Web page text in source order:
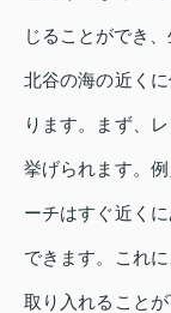
じることができ
北谷の海の近く
ります。まず、
挙げられます。
ーチはすぐ近く
できます。これ
取り入れること